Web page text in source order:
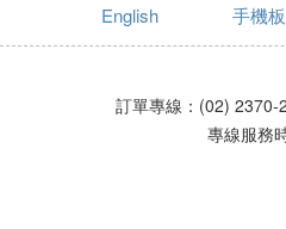
English 手機板
訂單專線：(02)
專線服務